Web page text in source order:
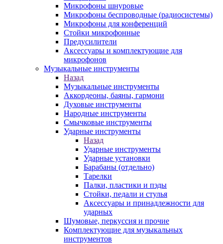
Микрофоны шнуровые
Микрофоны беспроводные (радиосистемы)
Микрофоны для конференций
Стойки микрофонные
Предусилители
Аксессуары и комплектующие для
микрофонов
Музыкальные инструменты
Назад
Музыкальные инструменты
Аккордеоны, баяны, гармони
Духовые инструменты
Народные инструменты
Смычковые инструменты
Ударные инструменты
Назад
Ударные инструменты
Ударные установки
Барабаны (отдельно)
Тарелки
Палки, пластики и пэды
Стойки, педали и стулья
Аксессуары и принадлежности для
ударных
Шумовые, перкуссия и прочие
Комплектующие для музыкальных
инструментов